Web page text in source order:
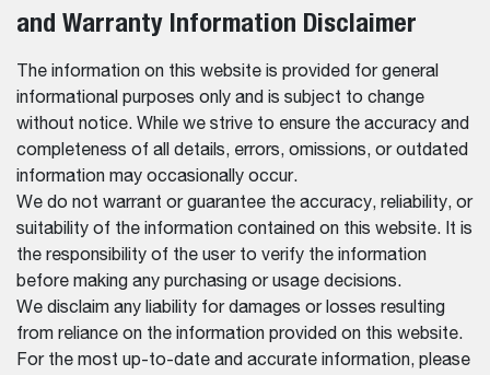
and Warranty Information Disclaimer
The information on this website is provided for general
informational purposes only and is subject to change
without notice. While we strive to ensure the accuracy and
completeness of all details, errors, omissions, or outdated
information may occasionally occur.
We do not warrant or guarantee the accuracy, reliability, or
suitability of the information contained on this website. It is
the responsibility of the user to verify the information
before making any purchasing or usage decisions.
We disclaim any liability for damages or losses resulting
from reliance on the information provided on this website.
For the most up-to-date and accurate information, please